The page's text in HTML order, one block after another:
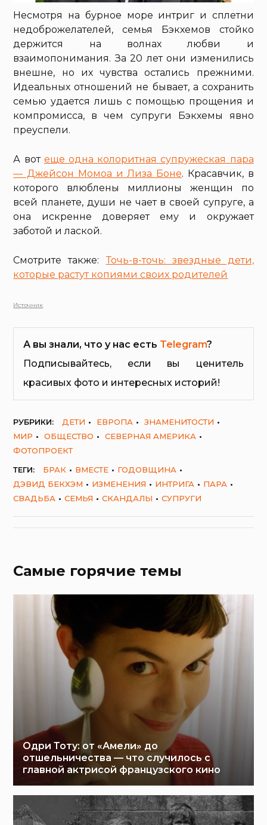
Несмотря на бурное море интриг и сплетни
недоброжелателей, семья Бэкхемов стойко
держится на волнах любви и
взаимопонимания. За 20 лет они изменились
внешне, но их чувства остались прежними.
Идеальных отношений не бывает, а сохранить
семью удается лишь с помощью прощения и
компромисса, в чем супруги Бэкхемы явно
преуспели.
А вот еще одна колоритная супружеская пара
— Джейсон Момоа и Лиза Боне. Красавчик, в
которого влюблены миллионы женщин по
всей планете, души не чает в своей супруге, а
она искренне доверяет ему и окружает
заботой и лаской.
Смотрите также:Точь-в-точь: звездные дети,
которые растут копиями своих родителей
Источник
А вы знали, что у нас есть Telegram?
Подписывайтесь, если вы ценитель
красивых фото и интересных историй!
РУБРИКИ: ДЕТИ ЕВРОПА
ЗНАМЕНИТОСТИ
МИР
ОБЩЕСТВО
СЕВЕРНАЯ АМЕРИКА
ФОТОПРОЕКТ
ТЕГИ:
БРАК ВМЕСТЕ
ГОДОВЩИНА
ДЭВИД БЕКХЭМ
ИЗМЕНЕНИЯ ИНТРИГА
ПАРА
СВАДЬБА
СЕМЬЯ СКАНДАЛЫ СУПРУГИ
Самые горячие темы
Одри Тоту: от «Амели» до
отшельничества — что случилось с
главной актрисой французского кино